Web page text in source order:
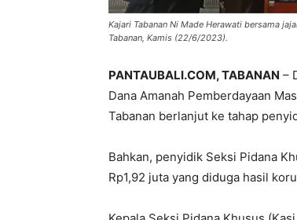
Kajari Tabanan Ni Made Herawati bersama
Tabanan, Kamis (22/6/2023).
PANTAUBALI.COM, TABANAN –
Dana Amanah Pemberdayaan
Tabanan berlanjut ke tahap
Bahkan, penyidik Seksi Pidana
Rp1,92 juta yang diduga hasil